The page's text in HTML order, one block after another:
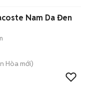
Nam Da Đen
Hòa mới)